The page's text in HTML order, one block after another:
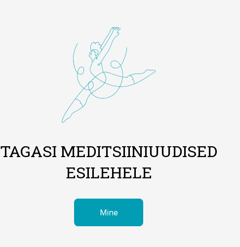
TAGASI MEDITSIINIUUDISED
ESILEHELE
Mine